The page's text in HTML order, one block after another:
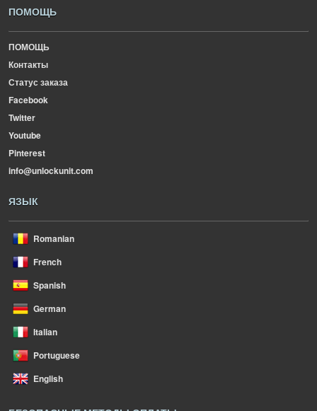
ПОМОЩЬ
ПОМОЩЬ
Контакты
Статус заказа
Facebook
Twitter
Youtube
Pinterest
info@unlockunit.com
ЯЗЫК
Romanian
French
Spanish
German
Italian
Portuguese
English